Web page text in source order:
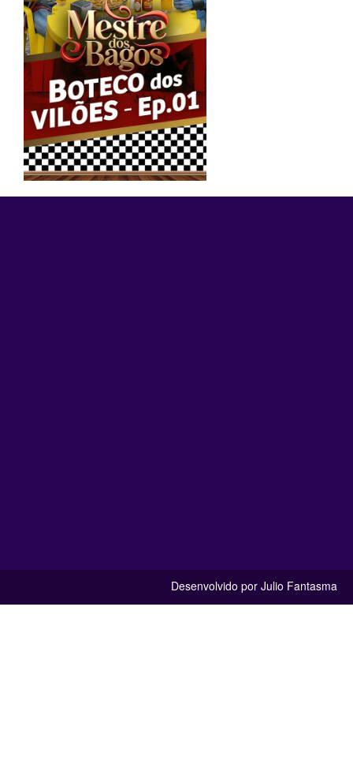
Desenvolvido por Julio Fantasma